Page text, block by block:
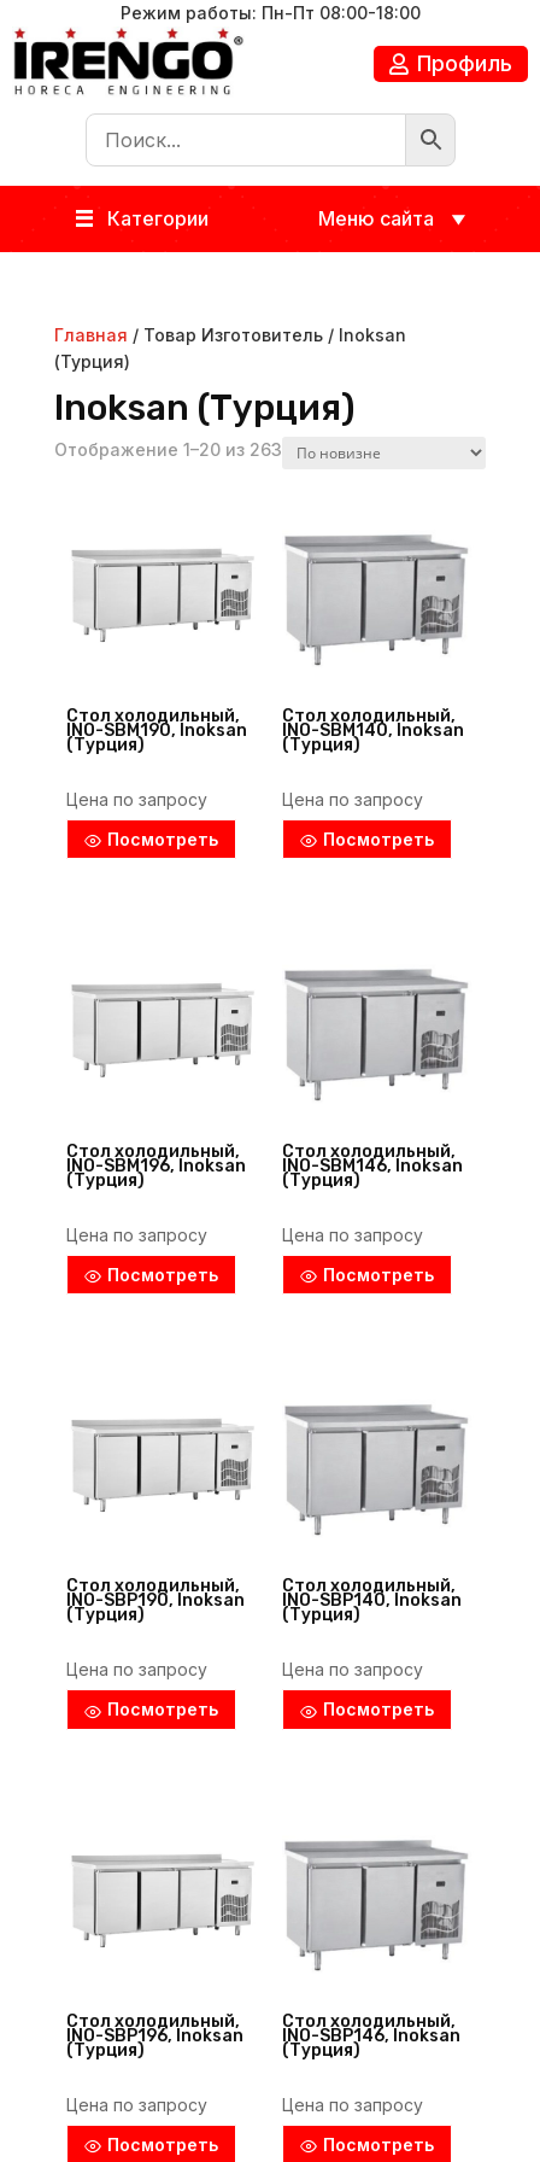
Режим работы: Пн-Пт 08:00-18:00
Профиль
Категории Меню сайта
Главная / Товар Изготовитель / Inoksan
(Турция)
Inoksan (Турция)
Отображение 1–20 из 263
Стол холодильный,
INO-SBM190, Inoksan
(Турция)
Цена по запросу
Посмотреть
Стол холодильный,
INO-SBM140, Inoksan
(Турция)
Цена по запросу
Посмотреть
Стол холодильный,
INO-SBM196, Inoksan
(Турция)
Цена по запросу
Посмотреть
Стол холодильный,
INO-SBM146, Inoksan
(Турция)
Цена по запросу
Посмотреть
Стол холодильный,
INO-SBP190, Inoksan
(Турция)
Цена по запросу
Посмотреть
Стол холодильный,
INO-SBP140, Inoksan
(Турция)
Цена по запросу
Посмотреть
Стол холодильный,
INO-SBP196, Inoksan
(Турция)
Цена по запросу
Посмотреть
Стол холодильный,
INO-SBP146, Inoksan
(Турция)
Цена по запросу
Посмотреть